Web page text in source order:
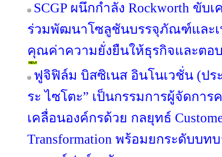
SCGP ผนึกกำลัง Rockworth ขับ
ร่วมพัฒนาโซลูชันบรรจุภัณฑ์และเ
คุณค่าความยั่งยืนให้ธุรกิจและตอ
ฟูจิฟิล์ม บิสซิเนส อินโนเวชั่น (ปร
ระ ไซโตะ” เป็นกรรมการผู้จัดกา
เคลื่อนองค์กรด้วย กลยุทธ์
Transformation พร้อมยกระดับบ